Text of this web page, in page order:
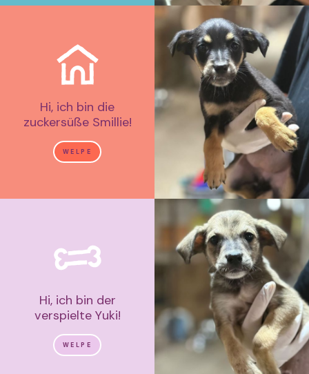
Hi, ich bin die
zuckersüße Smillie!
WELPE
Hi, ich bin der
verspielte Yuki!
WELPE